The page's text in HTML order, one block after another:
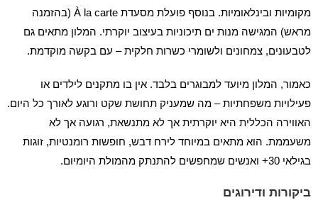
מקומיות ובינלאומיות. בנוסף פועלת מסעדת À la carte (בהזמנה
מראש) המגישה מנות ים תיכוניות בעיצוב יוקרתי. המלון מתאים גם
לטבעונים, צמחונים ולשומרי כשרות חלקית – עם בקשה מוקדמת.
כאמור, המלון מיועד למבוגרים בלבד. אין בו מתקנים לילדים או
פעילויות משפחתיות – מה שמעניק תחושת שקט ורוגע לאורך כל היום.
האווירה הכללית היא יוקרתית אך לא מתנשאת, רגועה אך לא
משעממת. הוא מתאים במיוחד לירח דבש, חופשות רומנטיות, זוגות
בגילאי 30+ ואנשים שמחפשים להתנתק מהמולת היומיום.
ביקורות ודירוגים